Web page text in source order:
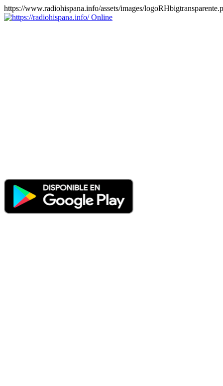
https://www.radiohispana.info/assets/images/
Online